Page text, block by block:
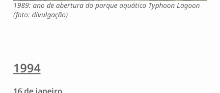
1989: ano de abertura do parque aquático Typhoon Lagoon
(foto: divulgação)
1994